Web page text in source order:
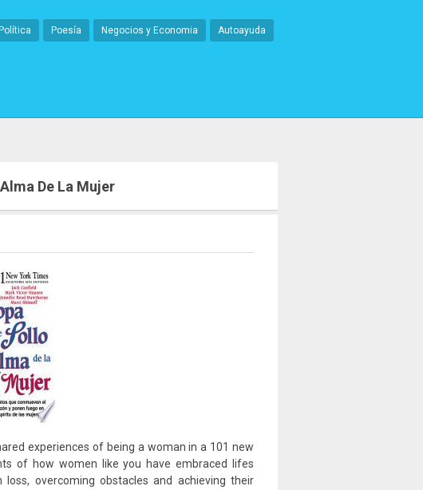
Política Poesía Negocios y Economia Autoayuda
De La Mujer
experiences of being a woman in a 101 new
of how women like you have embraced lifes
overcoming obstacles and achieving their